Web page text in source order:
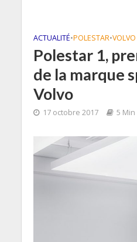
ACTUALITÉ•POLESTAR•VOLVO
Polestar 1,
de la marque
Volvo
17 octobre 2017 5